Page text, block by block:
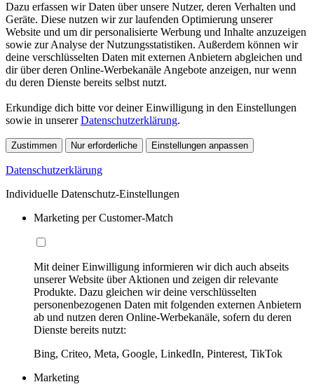
Dazu erfassen wir Daten über unsere Nutzer, deren Verhalten und
Geräte. Diese nutzen wir zur laufenden Optimierung unserer
Website und um dir personalisierte Werbung und Inhalte anzuzeigen
sowie zur Analyse der Nutzungsstatistiken. Außerdem können wir
deine verschlüsselten Daten mit externen Anbietern abgleichen und
dir über deren Online-Werbekanäle Angebote anzeigen, nur wenn
du deren Dienste bereits selbst nutzt.
Erkundige dich bitte vor deiner Einwilligung in den Einstellungen
sowie in unsererDatenschutzerklärung.
Zustimmen Nur erforderliche Einstellungen anpassen
Datenschutzerklärung
Individuelle Datenschutz-Einstellungen
Marketing per Customer-Match
Mit deiner Einwilligung informieren wir dich auch abseits
unserer Website über Aktionen und zeigen dir relevante
Produkte. Dazu gleichen wir deine verschlüsselten
personenbezogenen Daten mit folgenden externen Anbietern
ab und nutzen deren Online-Werbekanäle, sofern du deren
Dienste bereits nutzt:
Bing, Criteo, Meta, Google, LinkedIn, Pinterest, TikTok
Marketing